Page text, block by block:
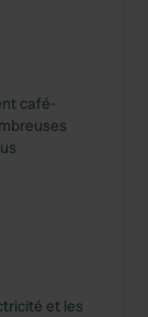
café-
et les